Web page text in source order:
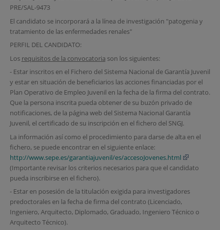
PRE/SAL-9473
El candidato se incorporará a la línea de investigación "patogenia y
tratamiento de las enfermedades renales"
PERFIL DEL CANDIDATO:
Los requisitos de la convocatoria son los siguientes:
- Estar inscritos en el Fichero del Sistema Nacional de Garantía Juvenil
y estar en situación de beneficiarios las acciones financiadas por el
Plan Operativo de Empleo Juvenil en la fecha de la firma del contrato.
Que la persona inscrita pueda obtener de su buzón privado de
notificaciones, de la página web del Sistema Nacional Garantía
Juvenil, el certificado de su inscripción en el fichero del SNGJ.
La información así como el procedimiento para darse de alta en el
fichero, se puede encontrar en el siguiente enlace:
http://www.sepe.es/garantiajuvenil/es/accesoJovenes.html
(Importante revisar los criterios necesarios para que el candidato
pueda inscribirse en el fichero).
- Estar en posesión de la titulación exigida para investigadores
predoctorales en la fecha de firma del contrato (Licenciado,
Ingeniero, Arquitecto, Diplomado, Graduado, Ingeniero Técnico o
Arquitecto Técnico).